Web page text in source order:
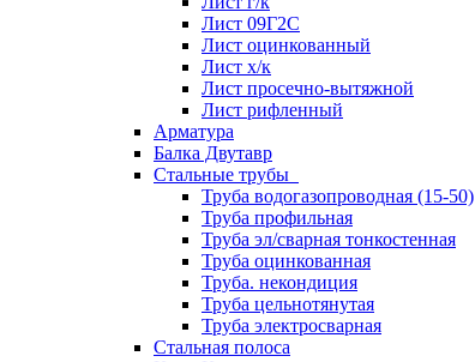
Лист 09Г2С
Лист оцинкованный
Лист х/к
Лист просечно-вытяжной
Лист рифленный
Арматура
Балка Двутавр
Стальные трубы
Труба водогазопроводная (15-50)
Труба профильная
Труба эл/сварная тонкостенная
Труба оцинкованная
Труба. некондиция
Труба цельнотянутая
Труба электросварная
Стальная полоса